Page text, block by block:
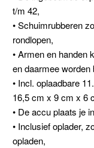
t/m 42,
• Schuimrubberen
rondlopen,
• Armen en handen
en daarmee worden
• Incl. oplaadbare
16,5 cm x 9 cm x 6
• De accu plaats je
• Inclusief oplader,
opladen,